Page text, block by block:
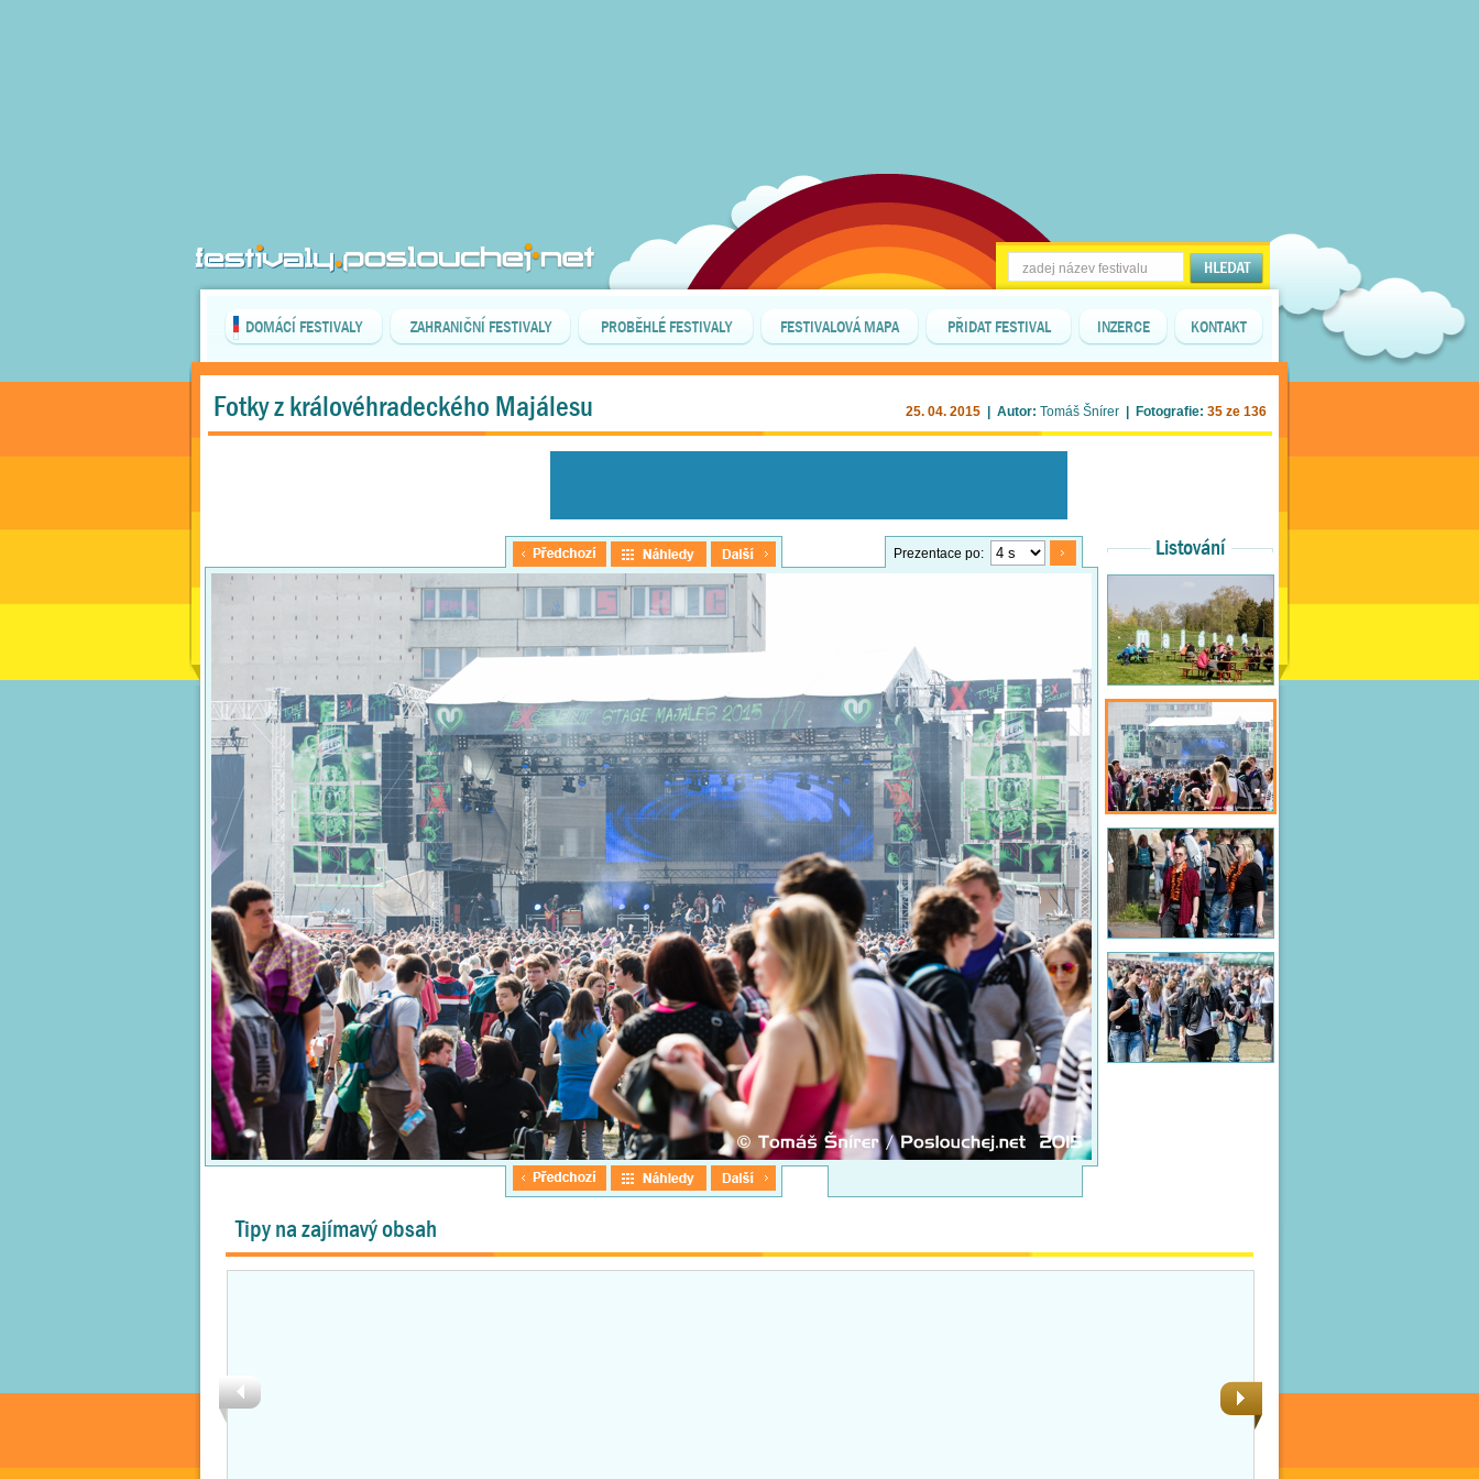
DOMÁCÍ FESTIVALY ZAHRANIČNÍ FESTIVALY PROBĚHLÉ FESTIVALY FESTIVALOVÁ MAPA PŘIDAT FESTIVAL INZERCE KONTAKT
Fotky z královéhradeckého Majálesu 25. 04. 2015 | Autor: Tomáš Šnírer | Fotografie: 35 ze 136
Prezentace po: Listování
Tipy na zajímavý obsah